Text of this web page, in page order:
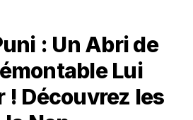
: Un Abri de
Lui
! Découvrez les